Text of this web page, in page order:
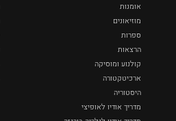
אומנות
מוזיאונים
ספרות
הרצאות
קולנוע ומוסיקה
ארכיטקטורה
היסטוריה
מדריך אודיו לאופיצי